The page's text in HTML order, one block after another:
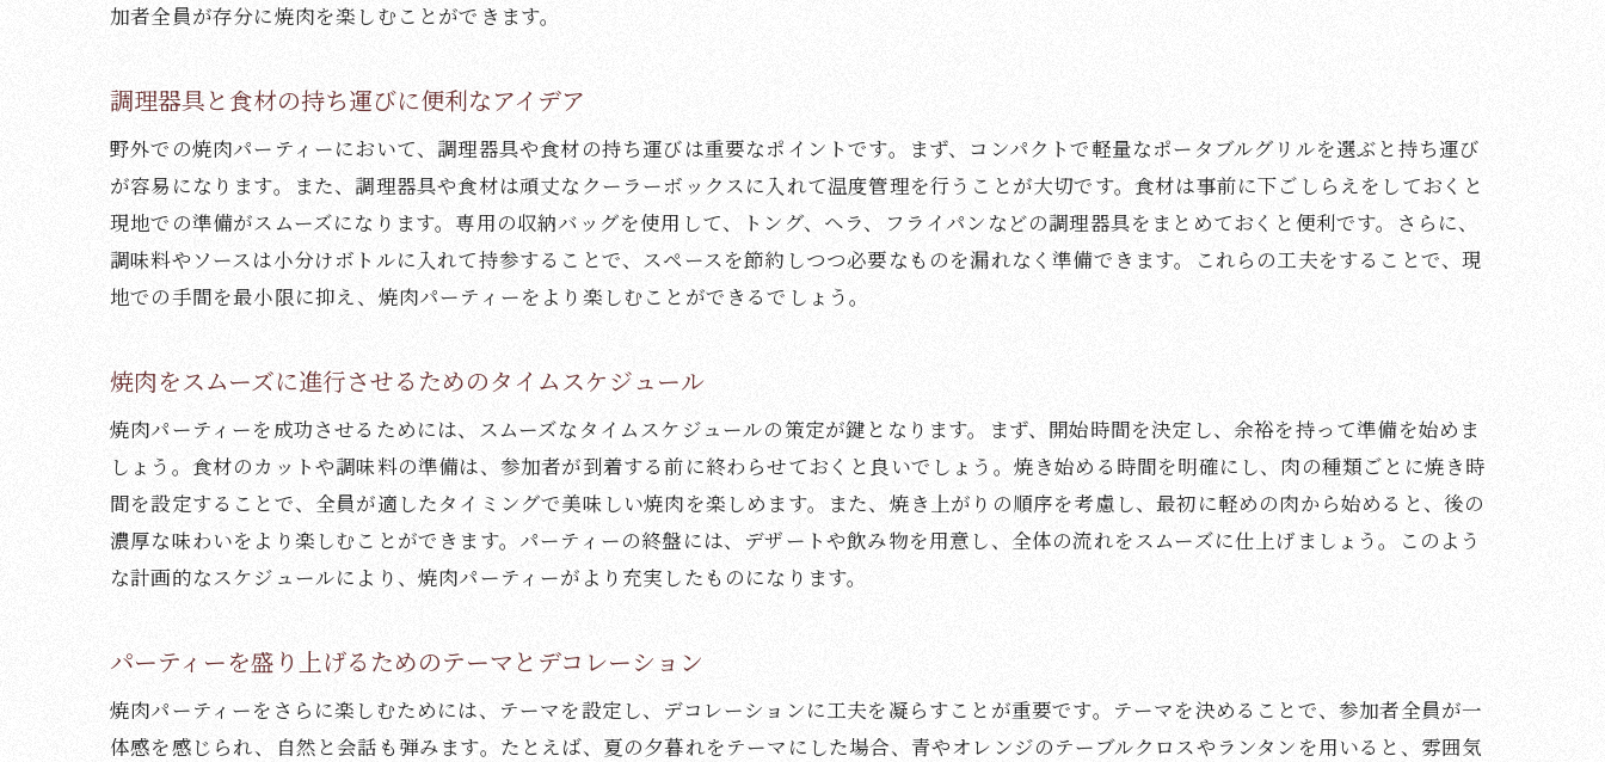
焼肉パーティーが生む笑顔と絆の深め方
一緒に過ごす時間を楽しむためのヒント
家族の絆を深めるための事前準備
笑顔が溢れる瞬間を捉える写真の撮り方
パーティー終了後のフォローアップ方法
感謝の気持ちを伝えるお礼の言葉
串焼きや鉄板焼きのバリエーション
焚き火を活用したスモーク料理の楽しみ方
炭火焼きの風味を引き出すテクニック
キャンプ用品を活かしたユニークな調理法
調理過程を楽しむためのアイデア
持ち運びに便利なコンパクトグリル
快適な座席を確保するための折り畳み椅子
虫よけ対策のためのアイテム
加者全員が存分に焼肉を楽しむことができます。
調理器具と食材の持ち運びに便利なアイデア
野外での焼肉パーティーにおいて、調理器具や食材の持ち運びは重要なポイントです。まず、コンパクトで軽量なポータブルグリルを選ぶと持ち運び
が容易になります。また、調理器具や食材は頑丈なクーラーボックスに入れて温度管理を行うことが大切です。食材は事前に下ごしらえをしておくと
現地での準備がスムーズになります。専用の収納バッグを使用して、トング、ヘラ、フライパンなどの調理器具をまとめておくと便利です。さらに、
調味料やソースは小分けボトルに入れて持参することで、スペースを節約しつつ必要なものを漏れなく準備できます。これらの工夫をすることで、現
地での手間を最小限に抑え、焼肉パーティーをより楽しむことができるでしょう。
焼肉をスムーズに進行させるためのタイムスケジュール
焼肉パーティーを成功させるためには、スムーズなタイムスケジュールの策定が鍵となります。まず、開始時間を決定し、余裕を持って準備を始めま
しょう。食材のカットや調味料の準備は、参加者が到着する前に終わらせておくと良いでしょう。焼き始める時間を明確にし、肉の種類ごとに焼き時
間を設定することで、全員が適したタイミングで美味しい焼肉を楽しめます。また、焼き上がりの順序を考慮し、最初に軽めの肉から始めると、後の
濃厚な味わいをより楽しむことができます。パーティーの終盤には、デザートや飲み物を用意し、全体の流れをスムーズに仕上げましょう。このよう
な計画的なスケジュールにより、焼肉パーティーがより充実したものになります。
パーティーを盛り上げるためのテーマとデコレーション
焼肉パーティーをさらに楽しむためには、テーマを設定し、デコレーションに工夫を凝らすことが重要です。テーマを決めることで、参加者全員が一
体感を感じられ、自然と会話も弾みます。たとえば、夏の夕暮れをテーマにした場合、青やオレンジのテーブルクロスやランタンを用いると、雰囲気